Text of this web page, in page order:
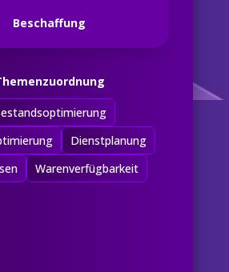
Beschaffung
Dienstplanung
Warenverfügbarkeit